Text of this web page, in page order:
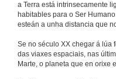
a Terra está intrinsecamente
habitables para o Ser
esteán a unha distancia que
Se no século XX chegar á lúa
das viaxes espaciais, nas
Marte, o planeta que en orixe
21